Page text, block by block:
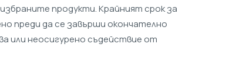
продукти. Крайният срок за
преди да се завърши окончателно
или неосигурено съдействие от